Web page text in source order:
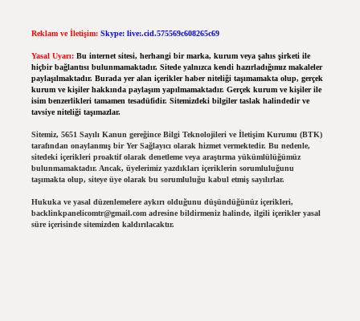
Reklam ve İletişim: Skype: live:.cid.575569c608265c69
Yasal Uyarı: Bu internet sitesi, herhangi bir marka, kurum veya şahıs şirketi ile
hiçbir bağlantısı bulunmamaktadır. Sitede yalnızca kendi hazırladığımız makaleler
paylaşılmaktadır. Burada yer alan içerikler haber niteliği taşımamakta olup, gerçek
kurum ve kişiler hakkında paylaşım yapılmamaktadır. Gerçek kurum ve kişiler ile
isim benzerlikleri tamamen tesadüfidir. Sitemizdeki bilgiler taslak halindedir ve
tavsiye niteliği taşımazlar.
Sitemiz, 5651 Sayılı Kanun gereğince Bilgi Teknolojileri ve İletişim Kurumu (BTK)
tarafından onaylanmış bir Yer Sağlayıcı olarak hizmet vermektedir. Bu nedenle,
sitedeki içerikleri proaktif olarak denetleme veya araştırma yükümlülüğümüz
bulunmamaktadır. Ancak, üyelerimiz yazdıkları içeriklerin sorumluluğunu
taşımakta olup, siteye üye olarak bu sorumluluğu kabul etmiş sayılırlar.
Hukuka ve yasal düzenlemelere aykırı olduğunu düşündüğünüz içerikleri,
backlinkpanelicomtr@gmail.comadresine bildirmeniz halinde, ilgili içerikler yasal
süre içerisinde sitemizden kaldırılacaktır.